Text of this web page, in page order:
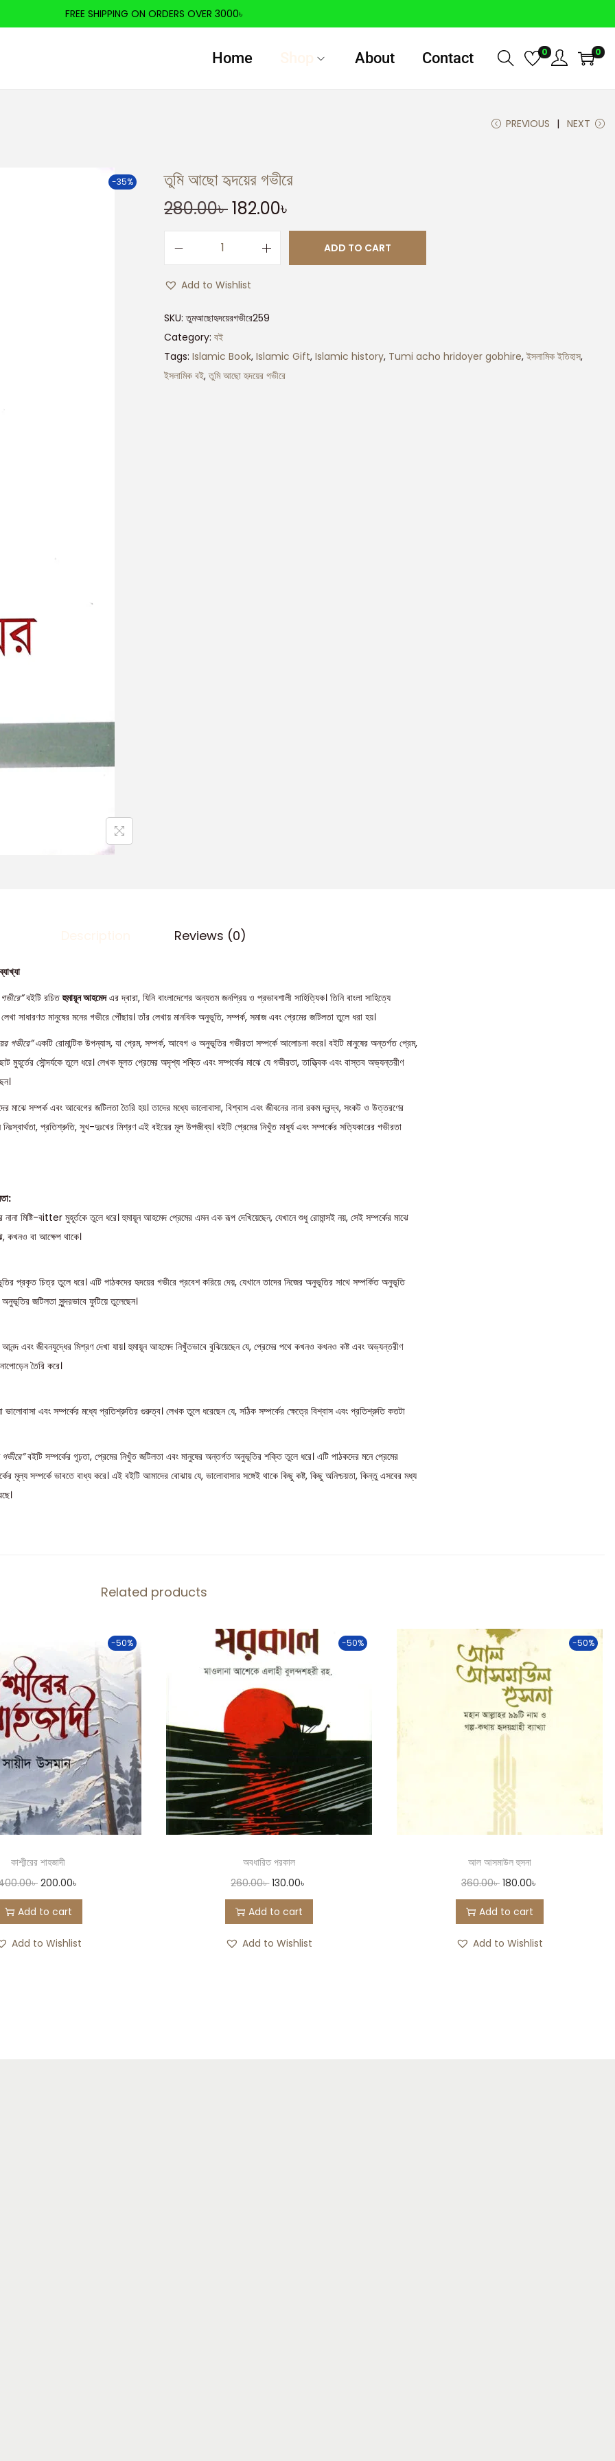
FREE SHIPPING ON ORDERS OVER 3000৳
Home About Contact 0 0
PREVIOUS NEXT
-35%
তুমি আছো হৃদয়ের গভীরে
280.00৳182.00৳
ADD TO CART
Add to Wishlist
SKU:তুমআছোহৃদয়েরগভীরে259
Category: বই
Tags: Islamic Book, Islamic Gift, Islamic history, Tumi acho hridoyer gobhire, ইসলামিক ইতিহাস,
ইসলামিক বই,তুমি আছো হৃদয়ের গভীরে
Reviews (0)
বইটি রচিতহুমায়ূন আহমেদএর দ্বারা, যিনি বাংলাদেশের অন্যতম জনপ্রিয় ও প্রভাবশালী সাহিত্যিক। তিনি বাংলা সাহিত্যে
সাধারণত মানুষের মনের গভীরে পৌঁছায়। তাঁর লেখায় মানবিক অনুভূতি, সম্পর্ক, সমাজ এবং প্রেমের জটিলতা তুলে ধরা হয়।
গভীরে”একটি রোমান্টিক উপন্যাস, যা প্রেম, সম্পর্ক, আবেগ ও অনুভূতির গভীরতা সম্পর্কে আলোচনা করে। বইটি মানুষের অন্তর্গত প্রেম,
মুহূর্তের সৌন্দর্যকে তুলে ধরে। লেখক মূলত প্রেমের অদৃশ্য শক্তি এবং সম্পর্কের মাঝে যে গভীরতা, তাত্ত্বিক এবং বাস্তব অভ্যন্তরীণ
মাঝে সম্পর্ক এবং আবেগের জটিলতা তৈরি হয়। তাদের মধ্যে ভালোবাসা, বিশ্বাস এবং জীবনের নানা রকম দ্বন্দ্ব, সংকট ও উত্তরণের
নিঃস্বার্থতা, প্রতিশ্রুতি, সুখ-দুঃখের মিশ্রণ এই বইয়ের মূল উপজীব্য। বইটি প্রেমের নিখুঁত মাধুর্য এবং সম্পর্কের সত্যিকারের গভীরতা
নানা মিষ্টি-বitter মুহূর্তকে তুলে ধরে। হুমায়ূন আহমেদ প্রেমের এমন এক রূপ দেখিয়েছেন, যেখানে শুধু রোমান্সই নয়, সেই সম্পর্কের মাঝে
কখনও বা আক্ষেপ থাকে।
প্রকৃত চিত্র তুলে ধরে। এটি পাঠকদের হৃদয়ের গভীরে প্রবেশ করিয়ে দেয়, যেখানে তাদের নিজের অনুভূতির সাথে সম্পর্কিত অনুভূতি
জটিলতা সুন্দরভাবে ফুটিয়ে তুলেছেন।
এবং জীবনযুদ্ধের মিশ্রণ দেখা যায়। হুমায়ূন আহমেদ নিখুঁতভাবে বুঝিয়েছেন যে, প্রেমের পথে কখনও কখনও কষ্ট এবং অভ্যন্তরীণ
তৈরি করে।
ভালোবাসা এবং সম্পর্কের মধ্যে প্রতিশ্রুতির গুরুত্ব। লেখক তুলে ধরেছেন যে, সঠিক সম্পর্কের ক্ষেত্রে বিশ্বাস এবং প্রতিশ্রুতি কতটা
বইটি সম্পর্কের গূঢ়তা, প্রেমের নিখুঁত জটিলতা এবং মানুষের অন্তর্গত অনুভূতির শক্তি তুলে ধরে। এটি পাঠকদের মনে প্রেমের
মূল্য সম্পর্কে ভাবতে বাধ্য করে। এই বইটি আমাদের বোঝায় যে, ভালোবাসার সঙ্গেই থাকে কিছু কষ্ট, কিছু অনিশ্চয়তা, কিন্তু এসবের মধ্য
Related products
-50%
কাশ্মীরের শাহজাদী
৳ 200.00৳
Add to cart
Add to Wishlist
-50%
অবধারিত পরকাল
260.00৳ 130.00৳
Add to cart
Add to Wishlist
-50%
আল আসমাউল হুসনা
360.00৳ 180.00৳
Add to cart
Add to Wishlist